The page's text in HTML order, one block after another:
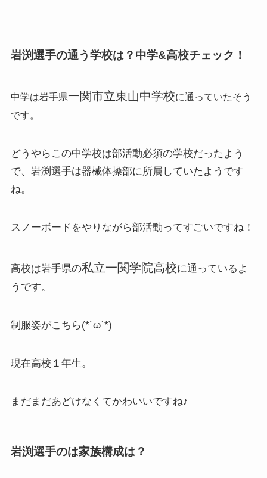
岩渕選手の通う学校は？中学&高校チェック！
中学は岩手県一関市立東山中学校に通っていたそう
です。
どうやらこの中学校は部活動必須の学校だったよう
で、岩渕選手は器械体操部に所属していたようです
ね。
スノーボードをやりながら部活動ってすごいですね！
高校は岩手県の私立一関学院高校に通っているよ
うです。
制服姿がこちら(*´ω`*)
現在高校１年生。
まだまだあどけなくてかわいいですね♪
岩渕選手のは家族構成は？